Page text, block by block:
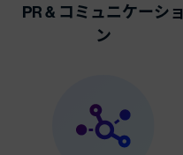
PR & コミュニケーショ
ン